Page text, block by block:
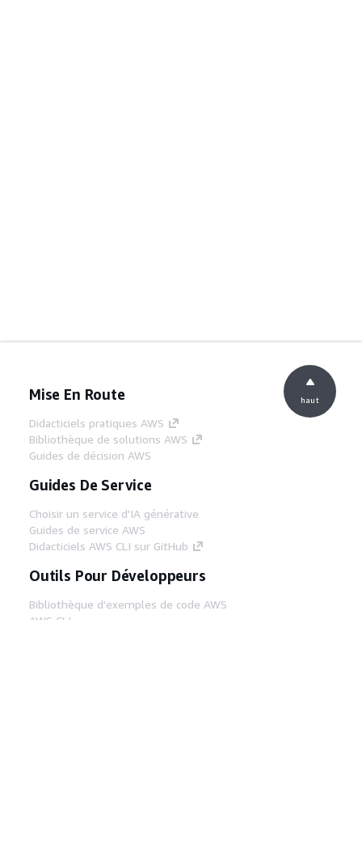
Mise En Route
Didacticiels pratiques AWS
Bibliothèque de solutions AWS
Guides de décision AWS
Guides De Service
Choisir un service d'IA générative
Guides de service AWS
Didacticiels AWS CLI sur GitHub
Outils Pour Développeurs
Bibliothèque d'exemples de code AWS
AWS CLI
haut